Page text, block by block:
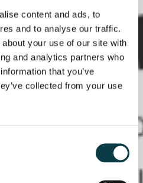
content and ads, to
and to analyse our traffic.
your use of our site with
and analytics partners who
that you’ve
collected from your use